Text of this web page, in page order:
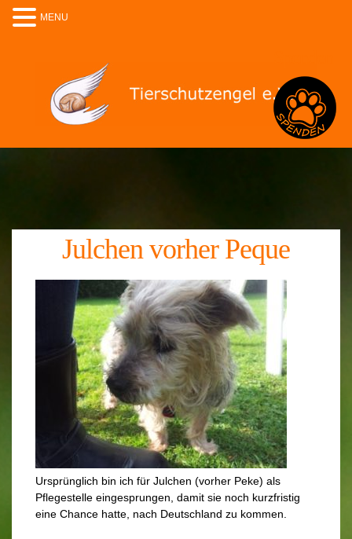
Julchen vorher Peque
Ursprünglich bin ich für Julchen (vorher Peke) als
Pflegestelle eingesprungen, damit sie noch kurzfristig
eine Chance hatte, nach Deutschland zu kommen.
MENU